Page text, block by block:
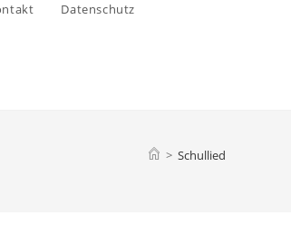
Datenschutz
> Schullied